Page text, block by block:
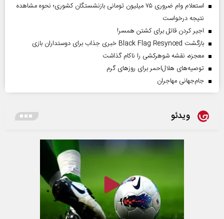
استعلام وام ضروری ۷۵ میلیون تومانی بازنشستگان کشوری؛ نحوه مشاهده
نتیجه درخواست
اجیر کردن قاتل برای کشتن همسر!
بازگشت Black Flag Resynced خبری جذاب برای دوستداران بازی
معجزه، نقشه شوهرکشی را ناکام گذاشت
توصیه‌های هلال‌احمر برای روز‌های گرم
جام‌جهانی مهاجران
ویدئو